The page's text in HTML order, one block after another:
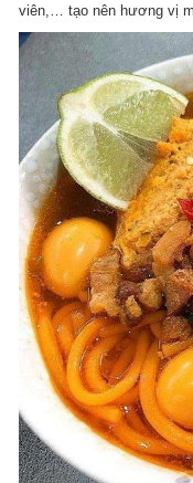
viên,… tạo nên hương vị